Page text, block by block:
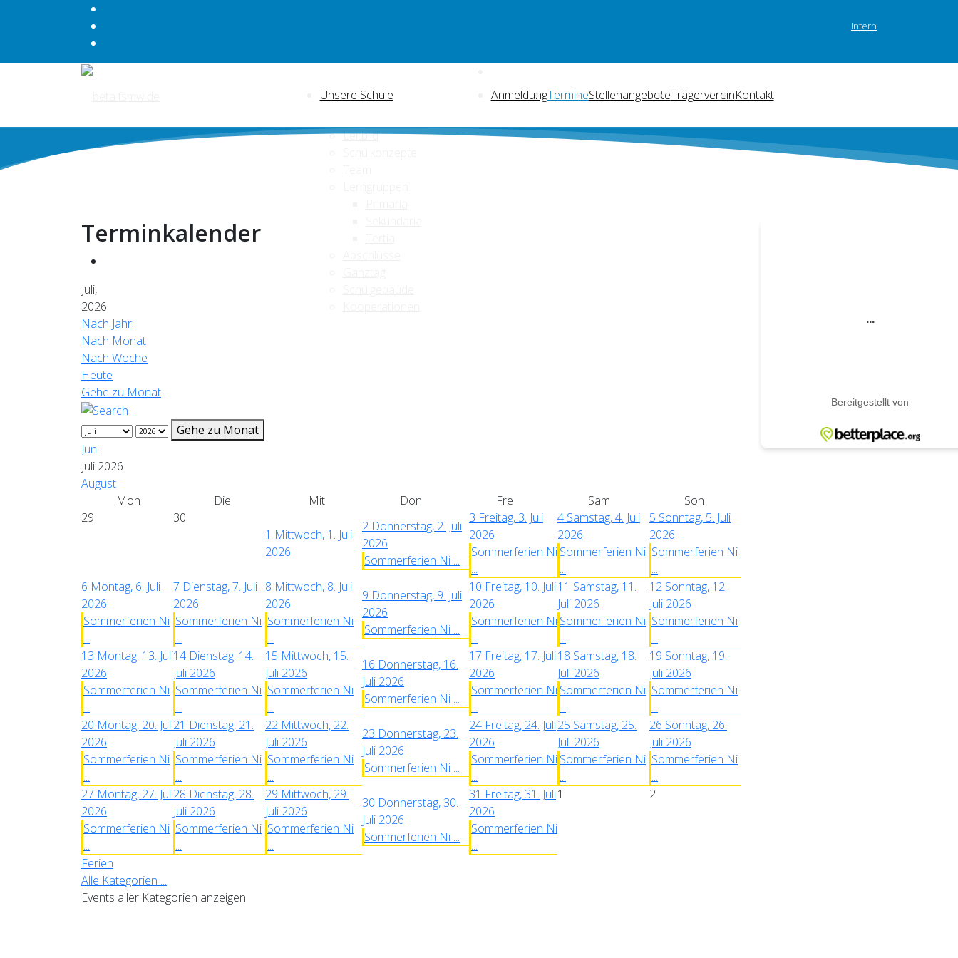
Intern
Unsere Schule
Leitbild
AnmeldungTermineStellenangeboteTrägervereinKontakt
Terminkalender
Juli,
2026
Nach Jahr
Nach Monat
Nach Woche
Heute
Gehe zu Monat
Gehe zu Monat
Juni
Juli 2026
August
Mon
Die Mit Don Fre Sam
Son
29
30
1 Mittwoch, 1. Juli
2026
2 Donnerstag, 2. Juli
2026
Sommerferien Ni ...
3 Freitag, 3. Juli
2026
Sommerferien Ni
...
4 Samstag, 4. Juli
2026
Sommerferien Ni
...
5 Sonntag, 5. Juli
2026
Sommerferien Ni
...
6 Montag, 6. Juli
2026
Sommerferien Ni
...
7 Dienstag, 7. Juli
2026
Sommerferien Ni
...
8 Mittwoch, 8. Juli
2026
Sommerferien Ni
...
9 Donnerstag, 9. Juli
2026
Sommerferien Ni ...
10 Freitag, 10. Juli
2026
Sommerferien Ni
...
11 Samstag, 11.
Juli 2026
Sommerferien Ni
...
12 Sonntag, 12.
Juli 2026
Sommerferien Ni
...
13 Montag, 13. Juli
2026
Sommerferien Ni
...
14 Dienstag, 14.
Juli 2026
Sommerferien Ni
...
15 Mittwoch, 15.
Juli 2026
Sommerferien Ni
...
16 Donnerstag, 16.
Juli 2026
Sommerferien Ni ...
17 Freitag, 17. Juli
2026
Sommerferien Ni
...
18 Samstag, 18.
Juli 2026
Sommerferien Ni
...
19 Sonntag, 19.
Juli 2026
Sommerferien Ni
...
20 Montag, 20. Juli
2026
Sommerferien Ni
...
21 Dienstag, 21.
Juli 2026
Sommerferien Ni
...
22 Mittwoch, 22.
Juli 2026
Sommerferien Ni
...
23 Donnerstag, 23.
Juli 2026
Sommerferien Ni ...
24 Freitag, 24. Juli
2026
Sommerferien Ni
...
25 Samstag, 25.
Juli 2026
Sommerferien Ni
...
26 Sonntag, 26.
Juli 2026
Sommerferien Ni
...
27 Montag, 27. Juli
2026
Sommerferien Ni
...
28 Dienstag, 28.
Juli 2026
Sommerferien Ni
...
29 Mittwoch, 29.
Juli 2026
Sommerferien Ni
...
30 Donnerstag, 30.
Juli 2026
Sommerferien Ni ...
31 Freitag, 31. Juli
2026
Sommerferien Ni
...
1 2
Ferien
Alle Kategorien ...
Events aller Kategorien anzeigen